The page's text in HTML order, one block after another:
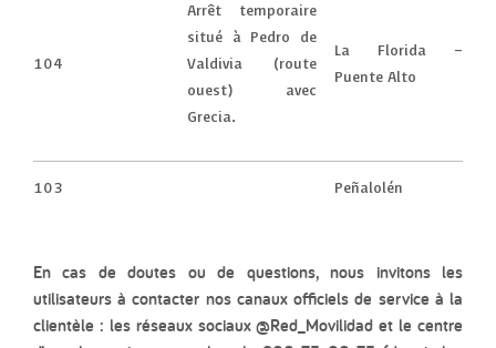
104
Arrêt temporaire
situé à Pedro de
Valdivia (route
ouest) avec
Grecia.
La Florida –
Puente Alto
103 Peñalolén
En cas de doutes ou de questions, nous invitons les
utilisateurs à contacter nos canaux officiels de service à la
clientèle : les réseaux sociaux @Red_Movilidad et le centre